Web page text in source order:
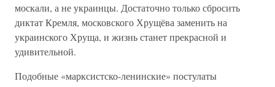
москали, а не украинцы. Достаточно только сбросить
диктат Кремля, московского Хрущёва заменить на
украинского Хруща, и жизнь станет прекрасной и
удивительной.
Подобные «марксистско-ленинские» постулаты